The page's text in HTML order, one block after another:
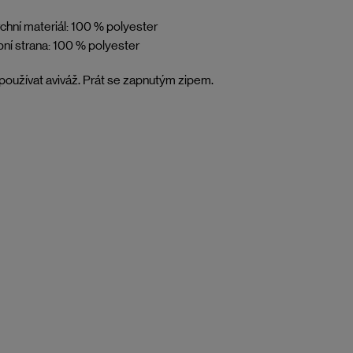
materiál: 100 % polyester
strana: 100 % polyester
aviváž. Prát se zapnutým zipem.